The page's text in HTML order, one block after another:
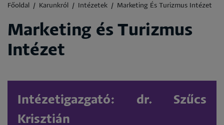
Morzsa
Főoldal Karunkról Intézetek Marketing És Turizmus Intézet
Marketing és Turizmus
Intézet
Intézetigazgató: dr. Szűcs
Krisztián